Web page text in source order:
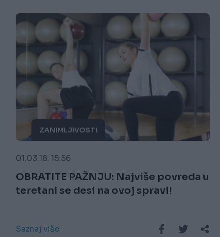
ZANIMLJIVOSTI
01.03.18. 15:56
OBRATITE PAŽNJU: Najviše povreda u
teretani se desi na ovoj spravi!
Saznaj više